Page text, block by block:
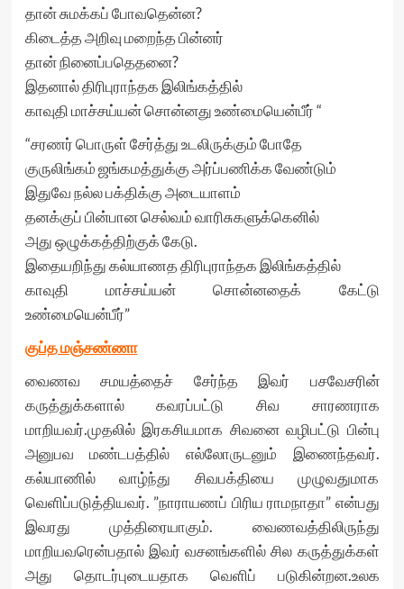
தான் சுமக்கப் போவதென்ன?
கிடைத்த அறிவு மறைந்த பின்னர்
தான் நினைப்பதெதனை?
இதனால் திரிபுராந்தக இலிங்கத்தில்
காவுதி மாச்சய்யன் சொன்னது உண்மையென்பீர் “
“சரணர் பொருள் சேர்த்து உடலிருக்கும் போதே
குருலிங்கம் ஜங்கமத்துக்கு அர்ப்பணிக்க வேண்டும்
இதுவே நல்ல பக்திக்கு அடையாளம்
தனக்குப் பின்பான செல்வம் வாரிசுகளுக்கெனில்
அது ஒழுக்கத்திற்குக் கேடு.
இதையறிந்து கல்யாணத திரிபுராந்தக இலிங்கத்தில்
காவுதி மாச்சய்யன் சொன்னதைக் கேட்டு
உண்மையென்பீர்”
குப்த மஞ்சண்ணா
வைணவ சமயத்தைச் சேர்ந்த இவர் பசவேசரின்
கருத்துக்களால் கவரப்பட்டு சிவ சாரணராக
மாறியவர்.முதலில் இரகசியமாக சிவனை வழிபட்டு பின்பு
அனுபவ மண்டபத்தில் எல்லோருடனும் இணைந்தவர்.
கல்யாணில் வாழ்ந்து சிவபக்தியை முழுவதுமாக
வெளிப்படுத்தியவர். ”நாராயணப் பிரிய ராமநாதா” என்பது
இவரது முத்திரையாகும். வைணவத்திலிருந்து
மாறியவரென்பதால் இவர் வசனங்களில் சில கருத்துக்கள்
அது தொடர்புடையதாக வெளிப் படுகின்றன.உலக